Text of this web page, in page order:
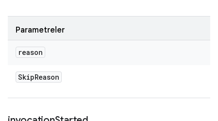
Parametreler
reason
SkipReason